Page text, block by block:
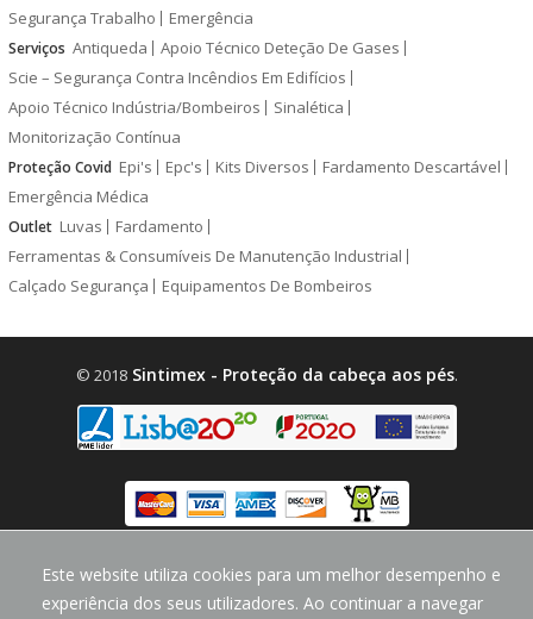
Este website utiliza cookies para um melhor desempenho e
experiência dos seus utilizadores. Ao continuar a navegar
Segurança Trabalho
Emergência
Serviços Antiqueda
Apoio Técnico Deteção De Gases
Scie – Segurança Contra Incêndios Em Edifícios
Apoio Técnico Indústria/Bombeiros
Sinalética
Monitorização Contínua
Proteção Covid Epi's Epc's Kits Diversos
Fardamento Descartável
Emergência Médica
Outlet Luvas
Fardamento
Ferramentas & Consumíveis De Manutenção Industrial
Calçado Segurança
Equipamentos De Bombeiros
© 2018Sintimex - Proteção da cabeça aos pés.
design byCodeMind.PT
Parceiro Digital desde 2018 Top 5% PME